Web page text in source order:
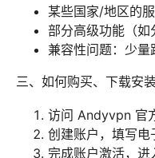
某些国家/地区的
部分高级功能（如
兼容性问题：少量
三、如何购买、下载安
访问 Andyvpn 官
创建账户，填写电
完成账户激活，进